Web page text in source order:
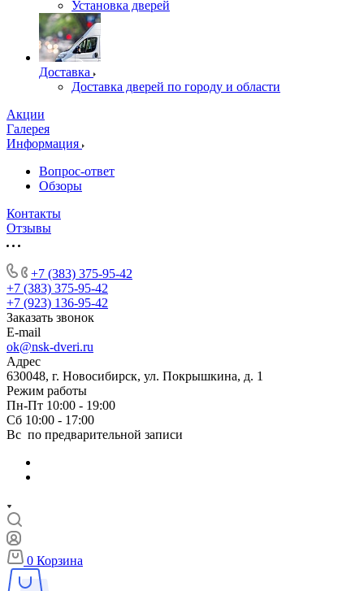
Установка дверей
Доставка
Доставка дверей по городу и области
Акции
Галерея
Информация
Вопрос-ответ
Обзоры
Контакты
Отзывы
+7 (383) 375-95-42
+7 (383) 375-95-42
+7 (923) 136-95-42
Заказать звонок
E-mail
ok@nsk-dveri.ru
Адрес
630048, г. Новосибирск, ул. Покрышкина, д. 1
Режим работы
Пн-Пт 10:00 - 19:00
Сб 10:00 - 17:00
Вс по предварительной записи
0 Корзина